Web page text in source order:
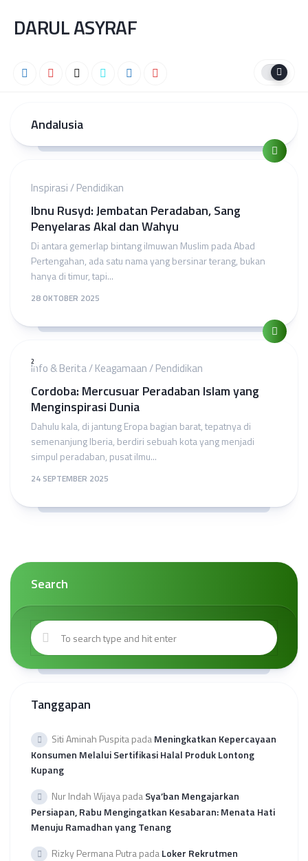
content
DARUL ASYRAF
Andalusia
Inspirasi/Pendidikan
Ibnu Rusyd: Jembatan Peradaban, Sang
Penyelaras Akal dan Wahyu
Di antara gemerlap bintang ilmuwan Muslim pada Abad
Pertengahan, ada satu nama yang bersinar terang, bukan
hanya di timur, tapi...
28 OKTOBER 2025
2Info & Berita/Keagamaan/Pendidikan
Cordoba: Mercusuar Peradaban Islam yang
Menginspirasi Dunia
Dahulu kala, di jantung Eropa bagian barat, tepatnya di
semenanjung Iberia, berdiri sebuah kota yang menjadi
simpul peradaban, pusat ilmu...
24 SEPTEMBER 2025
Search
Tanggapan
Siti Aminah PuspitapadaMeningkatkan Kepercayaan
Konsumen Melalui Sertifikasi Halal Produk Lontong
Kupang
Nur Indah WijayapadaSya’ban Mengajarkan
Persiapan, Rabu Mengingatkan Kesabaran: Menata Hati
Menuju Ramadhan yang Tenang
Rizky Permana PutrapadaLoker Rekrutmen